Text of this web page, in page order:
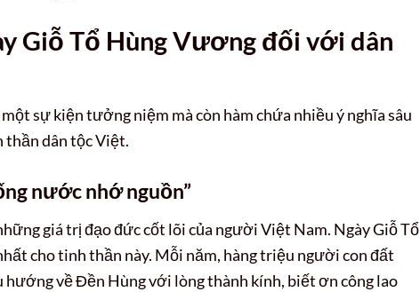
Giỗ Tổ Hùng Vương đối với dân
sự kiện tưởng niệm mà còn hàm chứa nhiều ý nghĩa sâu
thần dân tộc Việt.
nước nhớ nguồn”
giá trị đạo đức cốt lõi của người Việt Nam. Ngày Giỗ Tổ
cho tinh thần này. Mỗi năm, hàng triệu người con đất
về Đền Hùng với lòng thành kính, biết ơn công lao